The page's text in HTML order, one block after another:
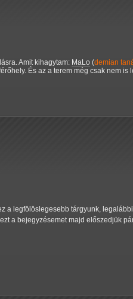
Amit kihagytam: MaLo (demian
És az a terem még csak nem is
a legfölöslegesebb tárgyunk,
a bejegyzésemet majd előszedjük